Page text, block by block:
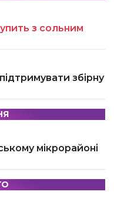
з сольним
збірну
мікрорайоні